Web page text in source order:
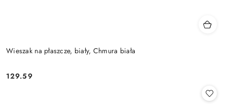
Wieszak na płaszcze, biały, Chmura biała
Cena:
129.59